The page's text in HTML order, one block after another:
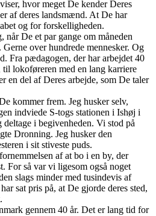
hvor meget De kender Deres
af deres landsmænd. At De har
og for forskelligheden.
når De et par gange om måneden
over hundrede mennesker. Og
Fra pædagogen, der har arbejdet 40
lokoføreren med en lang karriere
en del af Deres arbejde, som De taler
kommer frem. Jeg husker selv,
indviede S-togs stationen i Ishøj i
i begivenheden. Vi stod på
Dronning. Jeg husker den
i sit stiveste puds.
af at bo i en by, der
For så var vi ligesom også noget
slags minder med tusindevis af
sat pris på, at De gjorde deres sted,
gennem 40 år. Det er lang tid for